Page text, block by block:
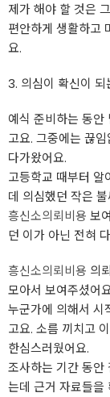
제가 해야 할 것은
편안하게 생활하고
요.
3. 의심이 확신이 되
예식 준비하는 동안
고요. 그중에는 끊
다가왔어요.
고등학교 때부터 알
데 의심했던 작은
흥신소의뢰비용 보
던 이가 아닌 전혀
흥신소의뢰비용 의
모아서 보여주셨어
누군가에 의해서 시
고요. 소름 끼치고
한심스러웠어요.
조사하는 기간 동안
는데 근거 자료들을